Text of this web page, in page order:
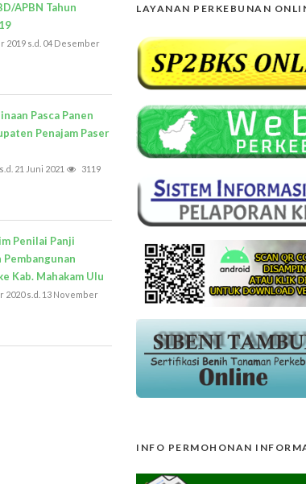
APBN Tahun
2019 s.d. 04 Desember
Pasca Panen
Penajam Paser
21 Juni 2021 3119
Penilai Panji
Kab. Mahakam Ulu
2020 s.d. 13 November
LAYANAN PERKEBUNAN
INFO PERMOHONAN